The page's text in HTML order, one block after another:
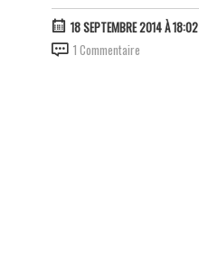
18 SEPTEMBRE 2014 À 18:02
1 Commentaire